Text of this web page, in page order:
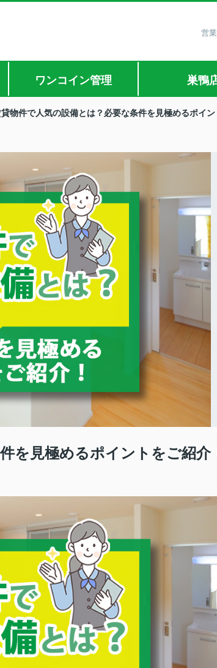
営
ワンコイン管理 巣鴨
物件で人気の設備とは？必要な条件を見極めるポイン
を見極めるポイントをご紹介